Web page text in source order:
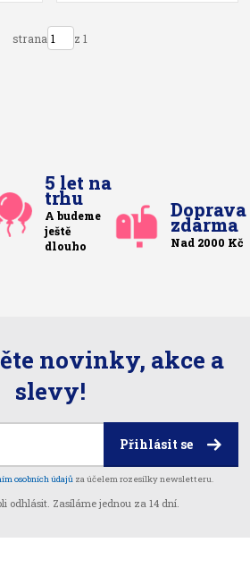
strana z 1
5 let na
trhu
A budeme
ještě
dlouho
Doprava
zdarma
Nad 2000 Kč
novinky, akce a
slevy!
Přihlásit se
osobních údajů za účelem rozesílky newsletteru.
odhlásit. Zasíláme jednou za 14 dní.